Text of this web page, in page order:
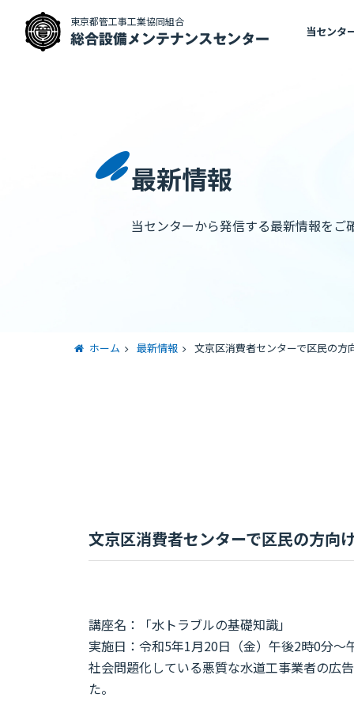
東京都管工事工業協同組合
総合設備メンテナンスセンター 当センタ
最新情報
当センターから発信する最新情報をご
ホーム 最新情報 文京区消費者センターで区民の方
文京区消費者センターで区民の方向
講座名：「水トラブルの基礎知識」
実施日：令和5年1月20日（金）午後2時0分～
社会問題化している悪質な水道工事業者の広
た。